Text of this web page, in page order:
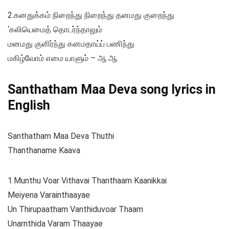
2.கனதுக்கம் நிறைந்து நிறைந்து தனமது குறைந்து
‘கலியெமைத் தொடர்ந்தாலும்
மனமது குளிர்ந்து கனமதாய்ப் பணிந்து
மகிழ்வோம் எமை யாளும் – ஆ ஆ
Santhatham Maa Deva song lyrics in
English
Santhatham Maa Deva Thuthi
Thanthaname Kaava
1.Munthu Voar Vithavai Thanthaam Kaanikkai
Meiyena Varainthaayae
Un Thirupaatham Vanthiduvoar Thaam
Unarnthida Varam Thaayae